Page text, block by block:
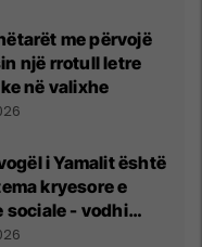
me përvojë
një rrotull letre
në valixhe
i Yamalit është
kryesore e
sociale - vodhi
pas finales së